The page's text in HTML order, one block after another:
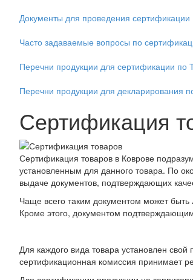
Документы для проведения сертификации
Часто задаваемые вопросы по
Перечни продукции для сертификации по
Перечни продукции для декларирования
Сертификация
Сертификация товаров в Коврове
установленным для данного товара. По
выдаче документов, подтверждающих
Чаще всего таким документом может быть
Кроме этого, документом
Для каждого вида товара установлен
сертификационная комиссия принимает